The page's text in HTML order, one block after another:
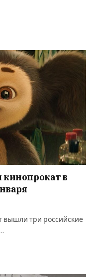
кинопрокат в
вышли три российские